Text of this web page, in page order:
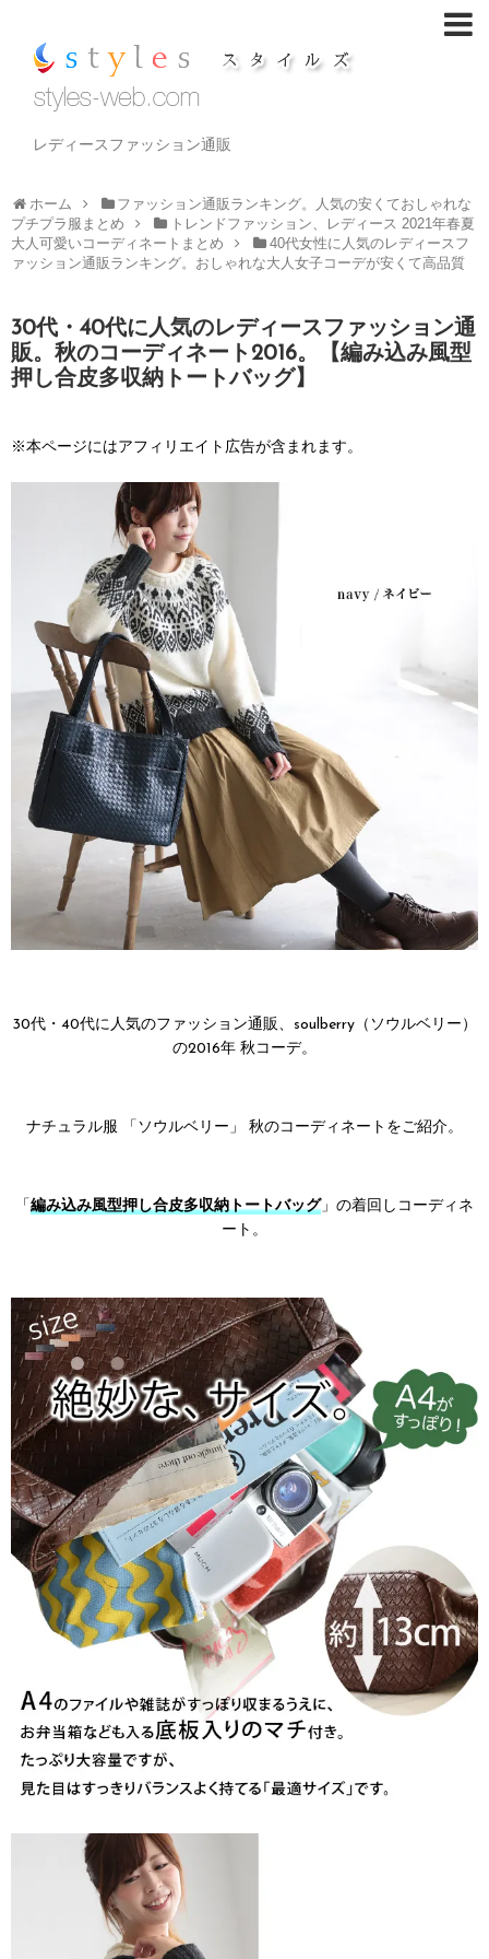
レディースファッション通販
ホーム
ファッション通販ランキング。人気の安くておしゃれな
プチプラ服まとめ
トレンドファッション、レディース 2021年春夏
大人可愛いコーディネートまとめ
40代女性に人気のレディースフ
ァッション通販ランキング。おしゃれな大人女子コーデが安くて高品質
30代・40代に人気のレディースファッション通
販。秋のコーディネート2016。【編み込み風型
押し合皮多収納トートバッグ】
※本ページにはアフィリエイト広告が含まれます。
30代・40代に人気のファッション通販、soulberry（ソウルベリー）
の2016年 秋コーデ。
ナチュラル服 「ソウルベリー」 秋のコーディネートをご紹介。
「 編み込み風型押し合皮多収納トートバッグ」の着回しコーディネ
ート。